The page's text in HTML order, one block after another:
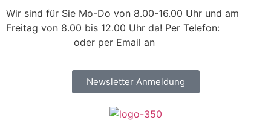
Wir sind für Sie Mo-Do von 8.00-16.00 Uhr und am
Freitag von 8.00 bis 12.00 Uhr da! Per Telefon:
oder per Email an
Newsletter Anmeldung